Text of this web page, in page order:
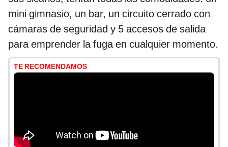
mini gimnasio, un bar, un circuito cerrado con
cámaras de seguridad y 5 accesos de salida
para emprender la fuga en cualquier momento.
TE RECOMENDAMOS